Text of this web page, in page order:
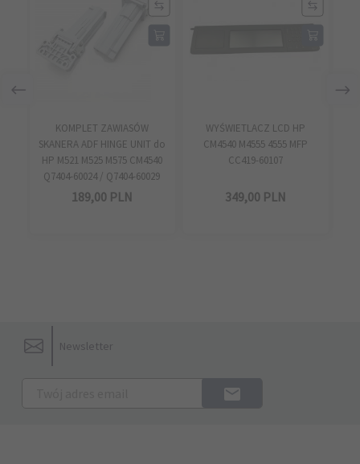
KOMPLET ZAWIASÓW
SKANERA ADF HINGE UNIT do
HP M521 M525 M575 CM4540
Q7404-60024 / Q7404-60029
189,00 PLN
WYŚWIETLACZ LCD HP
CM4540 M4555 4555 MFP
CC419-60107
349,00 PLN
Newsletter